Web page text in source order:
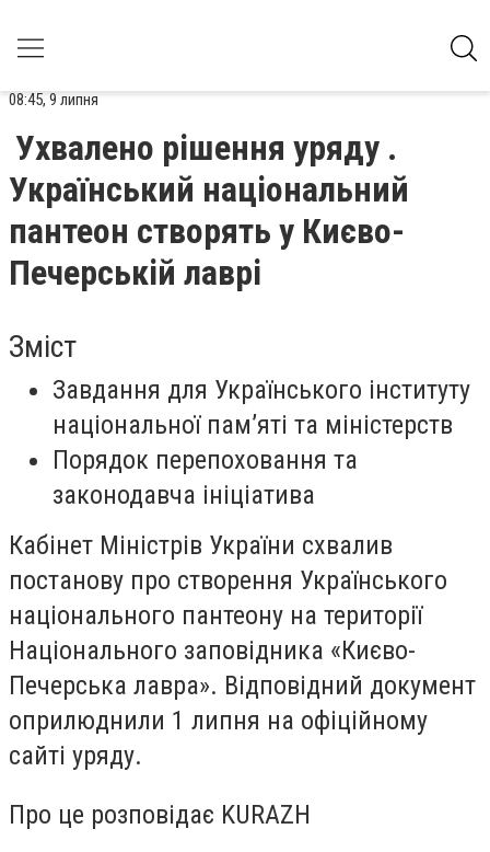
08:45, 9 липня
Ухвалено рішення уряду .
Український національний
пантеон створять у Києво-
Печерській лаврі
Зміст
Завдання для Українського інституту
національної пам’яті та міністерств
Порядок перепоховання та
законодавча ініціатива
Кабінет Міністрів України схвалив
постанову про створення Українського
національного пантеону на території
Національного заповідника «Києво-
Печерська лавра». Відповідний документ
оприлюднили 1 липня на офіційному
сайті уряду.
Про це розповідає KURAZH